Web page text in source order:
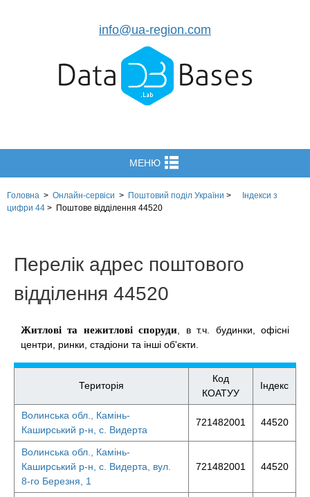
info@ua-region.com
МЕНЮ
Головна > Онлайн-сервіси > Поштовий поділ України >
Індекси з
цифри 44 > Поштове відділення 44520
Перелік адрес поштового
відділення 44520
Житлові та нежитлові споруди , в т.ч. будинки, офісні
центри, ринки, стадіони та інші об'єкти.
Територія
Код
КОАТУУ
Індекс
Волинська обл., Камінь-
Каширський р-н, с. Видерта
721482001 44520
Волинська обл., Камінь-
Каширський р-н, с. Видерта, вул.
8-го Березня, 1
721482001 44520